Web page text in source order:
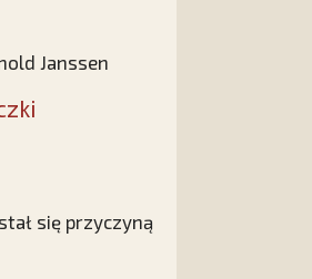
Janssen
się przyczyną